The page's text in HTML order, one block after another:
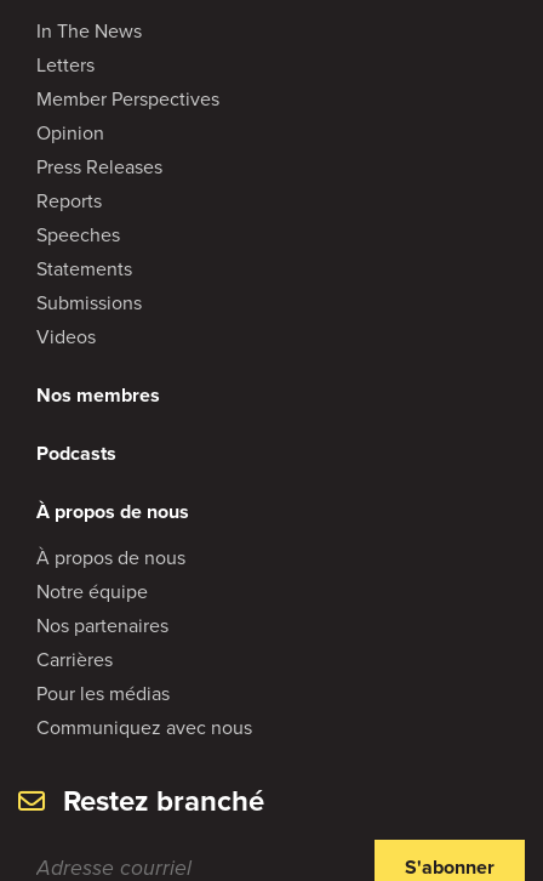
In The News
Letters
Member Perspectives
Opinion
Press Releases
Reports
Speeches
Statements
Submissions
Videos
Nos membres
Podcasts
À propos de nous
À propos de nous
Notre équipe
Nos partenaires
Carrières
Pour les médias
Communiquez avec nous
Restez branché
S'abonner